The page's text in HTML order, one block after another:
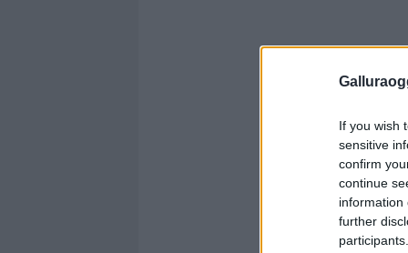
If you wish
sensitive
confirm
continue
information
further